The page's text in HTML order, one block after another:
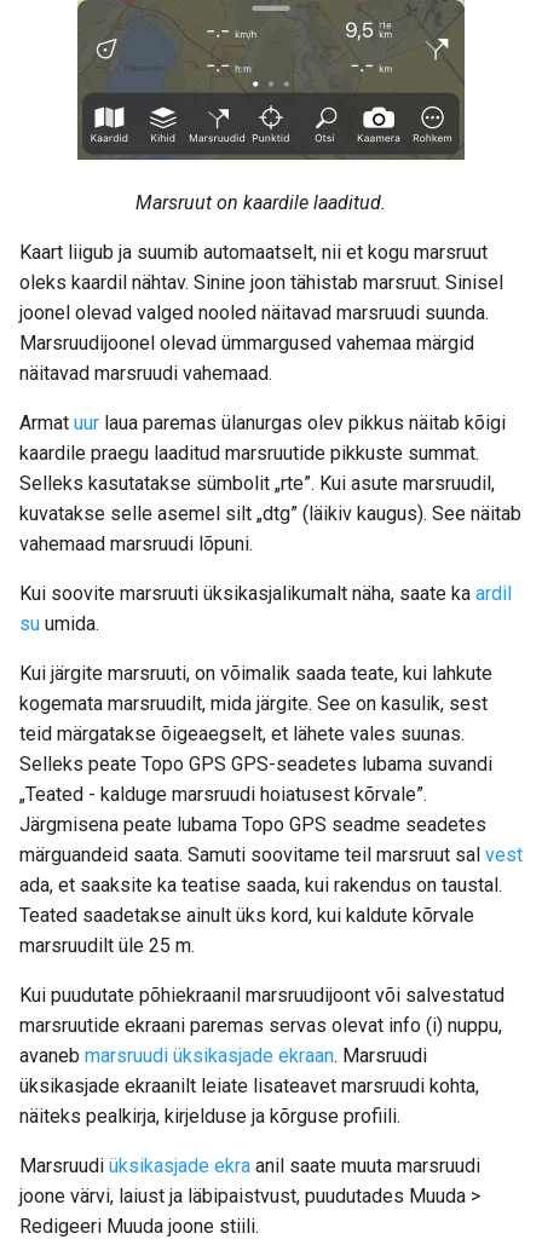
Marsruut on kaardile laaditud.
Kaart liigub ja suumib automaatselt, nii et kogu marsruut
oleks kaardil nähtav. Sinine joon tähistab marsruut. Sinisel
joonel olevad valged nooled näitavad marsruudi suunda.
Marsruudijoonel olevad ümmargused vahemaa märgid
näitavad marsruudi vahemaad.
Armat uur laua paremas ülanurgas olev pikkus näitab kõigi
kaardile praegu laaditud marsruutide pikkuste summat.
Selleks kasutatakse sümbolit „rte”. Kui asute marsruudil,
kuvatakse selle asemel silt „dtg” (läikiv kaugus). See näitab
vahemaad marsruudi lõpuni.
Kui soovite marsruuti üksikasjalikumalt näha, saate ka ardil
su umida.
Kui järgite marsruuti, on võimalik saada teate, kui lahkute
kogemata marsruudilt, mida järgite. See on kasulik, sest
teid märgatakse õigeaegselt, et lähete vales suunas.
Selleks peate Topo GPS GPS-seadetes lubama suvandi
„Teated - kalduge marsruudi hoiatusest kõrvale”.
Järgmisena peate lubama Topo GPS seadme seadetes
märguandeid saata. Samuti soovitame teil marsruut sal vest
ada, et saaksite ka teatise saada, kui rakendus on taustal.
Teated saadetakse ainult üks kord, kui kaldute kõrvale
marsruudilt üle 25 m.
Kui puudutate põhiekraanil marsruudijoont või salvestatud
marsruutide ekraani paremas servas olevat info (i) nuppu,
avaneb marsruudi üksikasjade ekraan. Marsruudi
üksikasjade ekraanilt leiate lisateavet marsruudi kohta,
näiteks pealkirja, kirjelduse ja kõrguse profiili.
Marsruudi üksikasjade ekra anil saate muuta marsruudi
joone värvi, laiust ja läbipaistvust, puudutades Muuda >
Redigeeri Muuda joone stiili.